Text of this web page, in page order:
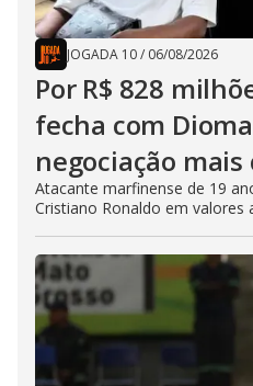
JOGADA 10/ 06/08/2026
Por R$ 828
fecha com
negociação
Atacante marfinense de 19
Cristiano Ronaldo em valores